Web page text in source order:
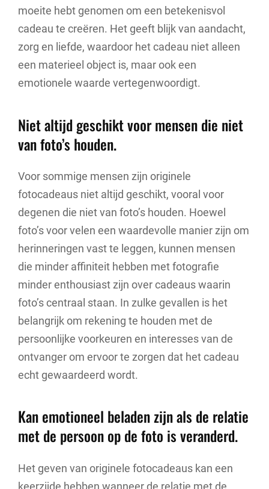
moeite hebt genomen om een betekenisvol
cadeau te creëren. Het geeft blijk van aandacht,
zorg en liefde, waardoor het cadeau niet alleen
een materieel object is, maar ook een
emotionele waarde vertegenwoordigt.
Niet altijd geschikt voor mensen die niet
van foto’s houden.
Voor sommige mensen zijn originele
fotocadeaus niet altijd geschikt, vooral voor
degenen die niet van foto’s houden. Hoewel
foto’s voor velen een waardevolle manier zijn om
herinneringen vast te leggen, kunnen mensen
die minder affiniteit hebben met fotografie
minder enthousiast zijn over cadeaus waarin
foto’s centraal staan. In zulke gevallen is het
belangrijk om rekening te houden met de
persoonlijke voorkeuren en interesses van de
ontvanger om ervoor te zorgen dat het cadeau
echt gewaardeerd wordt.
Kan emotioneel beladen zijn als de relatie
met de persoon op de foto is veranderd.
Het geven van originele fotocadeaus kan een
keerzijde hebben wanneer de relatie met de